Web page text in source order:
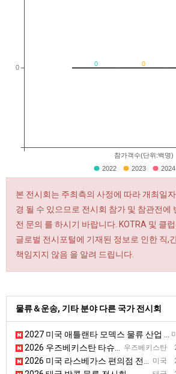
0 0
참가객수(단위:백명)
0
2022 2023 2024
본 전시회는 주최측의 사정에 따라 개최일
경 될 수 있으므로 전시회 참가 및 참관전에
전 문의 를 하시기 바랍니다. KOTRA 및 클
글로벌 전시포털에 기재된 정보로 인한 직,
책임지지 않음 을 알려 드립니다.
물류＆운송, 기타 분야 다른 국가 전시회
2027 미국 애틀랜타 모덱스 물류 산업 박람회
우즈베키스탄
2026 우즈베키스탄 타슈켄트 운송, 물류 전시회
미국
2026 미국 라스베가스 편의점 전시회 [NACS]